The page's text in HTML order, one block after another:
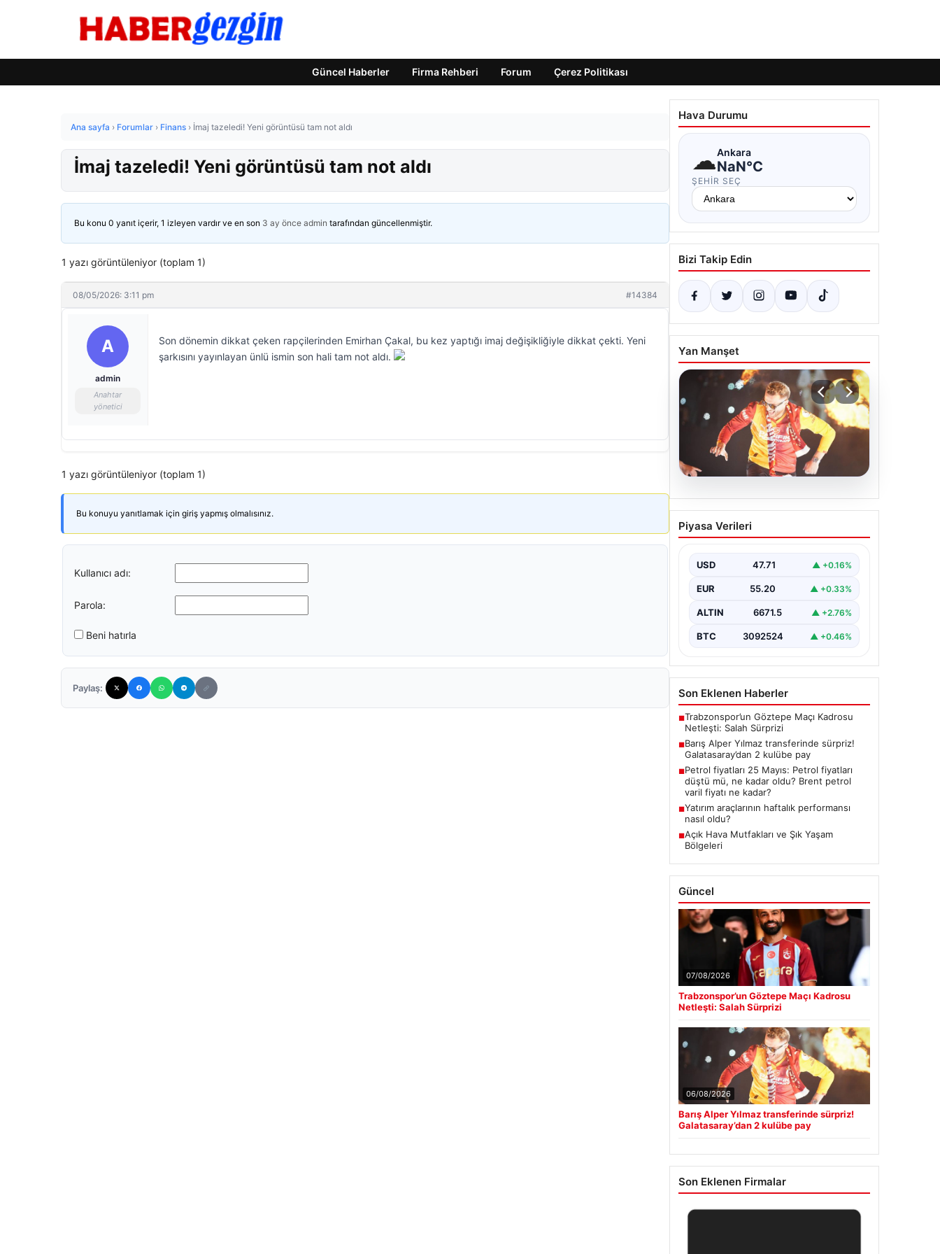
Güncel Haberler Firma Rehberi Forum Çerez Politikası
Ana sayfa › Forumlar › Finans › İmaj tazeledi! Yeni görüntüsü tam not aldı
İmaj tazeledi! Yeni görüntüsü tam not aldı
Bu konu 0 yanıt içerir, 1 izleyen vardır ve en son 3 ay önce admin tarafından güncellenmiştir.
1 yazı görüntüleniyor (toplam 1)
08/05/2026: 3:11 pm #14384
A
admin
Anahtar
yönetici
Son dönemin dikkat çeken rapçilerinden Emirhan Çakal, bu kez yaptığı imaj değişikliğiyle dikkat çekti. Yeni
şarkısını yayınlayan ünlü ismin son hali tam not aldı.
1 yazı görüntüleniyor (toplam 1)
Bu konuyu yanıtlamak için giriş yapmış olmalısınız.
Kullanıcı adı:
Parola:
Beni hatırla
Paylaş:
Hava Durumu
☁Ankara
NaN°C
ŞEHIR SEÇ
Bizi Takip Edin
Yan Manşet
06.08.2026
Barış Alper Yılmaz
transferinde sürpriz!
pay
Piyasa Verileri
USD 47.71 ▲ +0.16%
EUR 55.20 ▲ +0.33%
ALTIN 6671.5 ▲ +2.76%
BTC 3092524 ▲ +0.46%
Son Eklenen Haberler
■Trabzonspor’un Göztepe Maçı Kadrosu
Netleşti: Salah Sürprizi
■Barış Alper Yılmaz transferinde sürpriz!
Galatasaray’dan 2 kulübe pay
■Petrol fiyatları 25 Mayıs: Petrol fiyatları
düştü mü, ne kadar oldu? Brent petrol
varil fiyatı ne kadar?
■Yatırım araçlarının haftalık performansı
nasıl oldu?
■Açık Hava Mutfakları ve Şık Yaşam
Bölgeleri
Güncel
07/08/2026
Trabzonspor’un Göztepe Maçı Kadrosu
Netleşti: Salah Sürprizi
06/08/2026
Barış Alper Yılmaz transferinde sürpriz!
Galatasaray’dan 2 kulübe pay
Son Eklenen Firmalar